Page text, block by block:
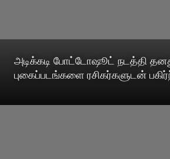
அடிக்கடி போட்டோஷூட் நடத்தி
புகைப்படங்களை ரசிகர்களுடன்